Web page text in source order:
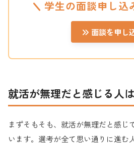
学生の面談申し込
面談を申し
就活が無理だと感じる人
まずそもそも、就活が無理だと感じ
います。選考が全て思い通りに進む